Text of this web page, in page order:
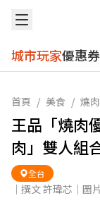
城市玩家優惠券
首頁 / 美食 / 燒肉
王品「燒肉
肉」雙人組
全台
｜撰文 許瑋芯｜圖